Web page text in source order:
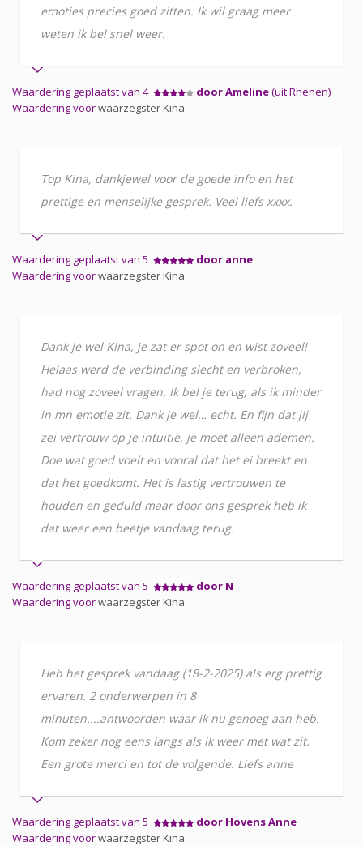
emoties precies goed zitten. Ik wil graag meer
weten ik bel snel weer.
Waardering geplaatst van 4 door Ameline(uit Rhenen)
Waardering voorwaarzegster Kina
Top Kina, dankjewel voor de goede info en het
prettige en menselijke gesprek. Veel liefs xxxx.
Waardering geplaatst van 5
door anne
Waardering voorwaarzegster Kina
Dank je wel Kina, je zat er spot on en wist zoveel!
Helaas werd de verbinding slecht en verbroken,
had nog zoveel vragen. Ik bel je terug, als ik minder
in mn emotie zit. Dank je wel… echt. En fijn dat jij
zei vertrouw op je intuitie, je moet alleen ademen.
Doe wat goed voelt en vooral dat het ei breekt en
dat het goedkomt. Het is lastig vertrouwen te
houden en geduld maar door ons gesprek heb ik
dat weer een beetje vandaag terug.
Waardering geplaatst van 5
door N
Waardering voorwaarzegster Kina
Heb het gesprek vandaag (18-2-2025) als erg prettig
ervaren. 2 onderwerpen in 8
minuten....antwoorden waar ik nu genoeg aan heb.
Kom zeker nog eens langs als ik weer met wat zit.
Een grote merci en tot de volgende. Liefs anne
Waardering geplaatst van 5
door Hovens Anne
Waardering voorwaarzegster Kina